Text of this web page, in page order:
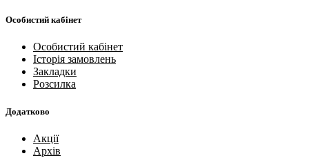
Особистий кабінет
Особистий кабінет
Історія замовлень
Закладки
Розсилка
Додатково
Акції
Архів